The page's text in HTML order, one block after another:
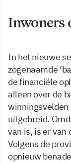
Inwoners
In het nieuwe
zogenaamde
de financiële
alleen over de
uitgebreid.
van is, is er van
Volgens de
opnieuw